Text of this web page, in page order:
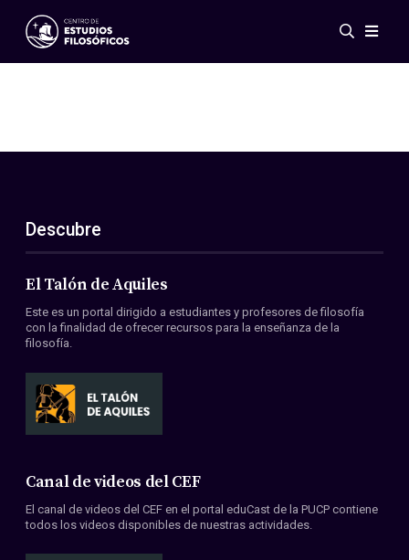
Eventos
ES
EN
Acerca de nosotros
Miembros
Convenios
Descubre
El Talón de Aquiles
Este es un portal dirigido a estudiantes y profesores de filosofía
con la finalidad de ofrecer recursos para la enseñanza de la
filosofía.
Canal de videos del CEF
El canal de videos del CEF en el portal eduCast de la PUCP contiene
todos los videos disponibles de nuestras actividades.